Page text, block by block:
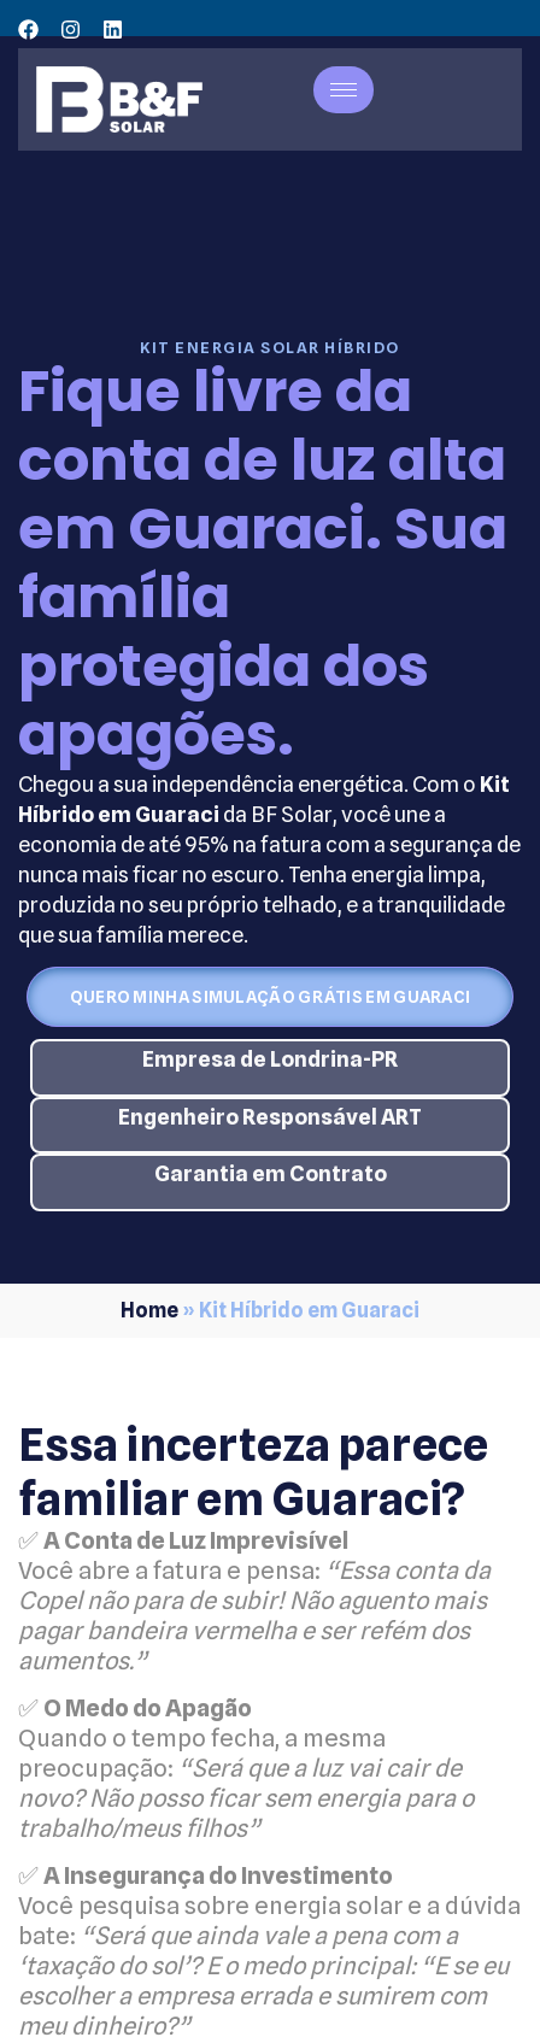
KIT ENERGIA SOLAR HÍBRIDO
Fique livre da
conta de luz alta
em Guaraci. Sua
família
protegida dos
apagões.
Chegou a sua independência energética. Com o Kit
Híbrido em Guaraci da BF Solar, você une a
economia de até 95% na fatura com a segurança de
nunca mais ficar no escuro. Tenha energia limpa,
produzida no seu próprio telhado, e a tranquilidade
que sua família merece.
QUERO MINHA SIMULAÇÃO GRÁTIS EM GUARACI
Empresa de Londrina-PR
Engenheiro Responsável ART
Garantia em Contrato
Home » Kit Híbrido em Guaraci
Essa incerteza parece
familiar em Guaraci?
✅A Conta de Luz Imprevisível
Você abre a fatura e pensa: “Essa conta da
Copel não para de subir! Não aguento mais
pagar bandeira vermelha e ser refém dos
aumentos.”
✅ O Medo do Apagão
Quando o tempo fecha, a mesma
preocupação: “Será que a luz vai cair de
novo? Não posso ficar sem energia para o
trabalho/meus filhos”
✅A Insegurança do Investimento
Você pesquisa sobre energia solar e a dúvida
bate: “Será que ainda vale a pena com a
‘taxação do sol’? E o medo principal: “E se eu
escolher a empresa errada e sumirem com
meu dinheiro?”